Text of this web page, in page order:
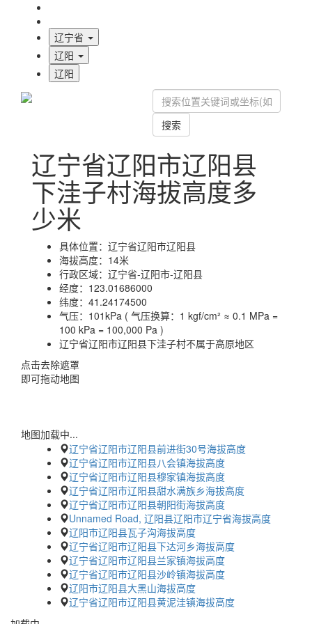
辽宁省
辽阳
辽阳
搜索
辽宁省辽阳市辽阳县
下洼子村海拔高度多
少米
具体位置： 辽宁省辽阳市辽阳县
海拔高度： 14米
行政区域： 辽宁省-辽阳市-辽阳县
经度： 123.01686000
纬度： 41.24174500
气压： 101kPa ( 气压换算：1 kgf/cm² ≈ 0.1 MPa =
100 kPa = 100,000 Pa )
辽宁省辽阳市辽阳县下洼子村不属于高原地区
点击去除遮罩
即可拖动地图
地图加载中...
辽宁省辽阳市辽阳县前进街30号海拔高度
辽宁省辽阳市辽阳县八会镇海拔高度
辽宁省辽阳市辽阳县穆家镇海拔高度
辽宁省辽阳市辽阳县甜水满族乡海拔高度
辽宁省辽阳市辽阳县朝阳街海拔高度
Unnamed Road, 辽阳县辽阳市辽宁省海拔高度
辽阳市辽阳县瓦子沟海拔高度
辽宁省辽阳市辽阳县下达河乡海拔高度
辽宁省辽阳市辽阳县兰家镇海拔高度
辽宁省辽阳市辽阳县沙岭镇海拔高度
辽阳市辽阳县大黑山海拔高度
辽宁省辽阳市辽阳县黄泥洼镇海拔高度